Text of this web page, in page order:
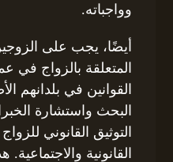
وواجباته.
أيضًا، يجب على
المتعلقة بالزواج في
القوانين في بلدانهم
البحث واستشارة
التوثيق القانوني
القانونية